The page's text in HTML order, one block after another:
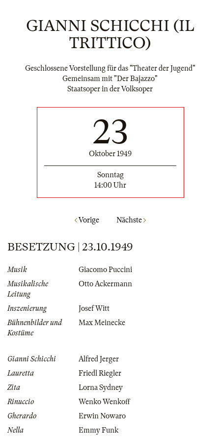
GIANNI SCHICCHI (IL
TRITTICO)
Geschlossene Vorstellung für das "Theater der Jugend"
Gemeinsam mit "Der Bajazzo"
Staatsoper in der Volksoper
23
Oktober 1949
Sonntag
14:00 Uhr
Vorige Nächste
BESETZUNG | 23.10.1949
Musik
Giacomo Puccini
Musikalische
Leitung
Otto Ackermann
Inszenierung
Josef Witt
Bühnenbilder und
Kostüme
Max Meinecke
Gianni Schicchi
Alfred Jerger
Lauretta
Friedl Riegler
Zita
Lorna Sydney
Rinuccio
Wenko Wenkoff
Gherardo
Erwin Nowaro
Nella
Emmy Funk